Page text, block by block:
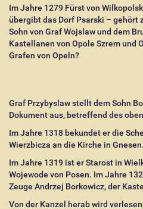
Im Jahre 1279 Fürst von
übergibt das Dorf Psarski – gehört
Sohn von Graf Wojslaw und dem
Kastellanen von Opole Szrem und
Grafen von Opeln?
Graf Przybyslaw stellt dem Sohn
Dokument aus, betreffend des
Im Jahre 1318 bekundet er die
Wierzbicza an die Kirche in Gnesen.
Im Jahre 1319 ist er Starost in
Wojewode von Posen. Im Jahre
Zeuge Andrzej Borkowicz, der
Von der Kanzel herab wird